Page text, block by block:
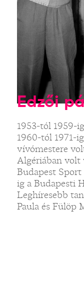
Edzői
1953-tól 1959-
1960-tól 1971-
vívómestere
Algériában volt
Budapest
ig a Budapesti
Leghíresebb
Paula és Fülöp